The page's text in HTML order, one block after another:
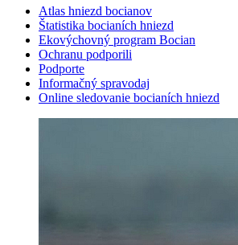
Atlas hniezd bocianov
Štatistika bocianích hniezd
Ekovýchovný program Bocian
Ochranu podporili
Podporte
Informačný spravodaj
Online sledovanie bocianích hniezd